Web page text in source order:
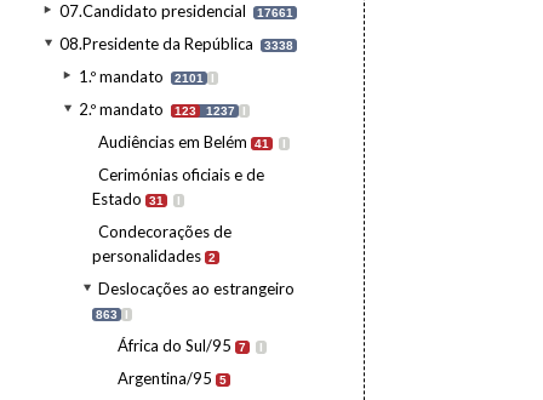
07.Candidato presidencial 17661
08.Presidente da República 3338
1.º mandato 2101 I
2.º mandato 123 1237 I
Audiências em Belém 41 I
Cerimónias oficiais e de
Estado
31 I
Condecorações de
personalidades 2
Deslocações ao estrangeiro
863 I
África do Sul/95 7 I
Argentina/95 5